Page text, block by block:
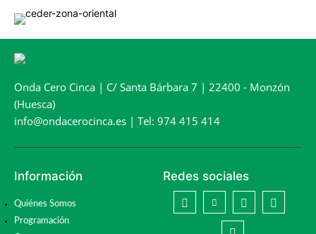
Onda Cero Cinca | C/ Santa Bárbara 7 | 22400 - Monzón
(Huesca)
info@ondacerocinca.es | Tel: 974 415 414
Información
Quiénes Somos
Programación
Redes sociales